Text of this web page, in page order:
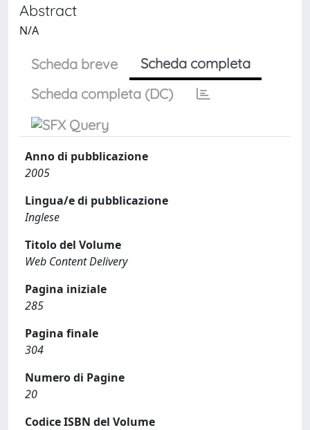
Abstract
N/A
Scheda breve
Scheda completa
Scheda completa (DC)
Anno di pubblicazione
2005
Lingua/e di pubblicazione
Inglese
Titolo del Volume
Web Content Delivery
Pagina iniziale
285
Pagina finale
304
Numero di Pagine
20
Codice ISBN del Volume